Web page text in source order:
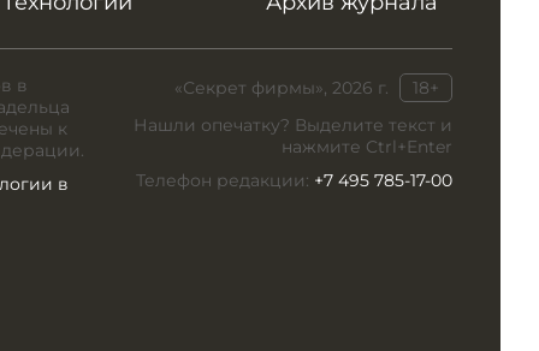
«Секрет фирмы», 2026 г.
18+
Нашли опечатку? Выделите текст и
нажмите Ctrl+Enter
Телефон редакции: +7 495 785-17-00
в
к
в